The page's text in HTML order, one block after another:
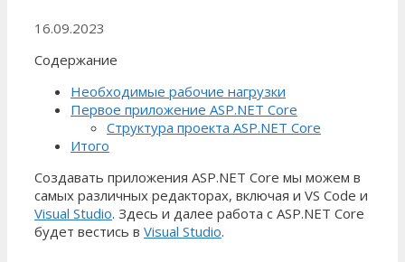
16.09.2023
Содержание
Необходимые рабочие нагрузки
Первое приложение ASP.NET Core
Структура проекта ASP.NET Core
Итого
Создавать приложения ASP.NET Core мы можем в
самых различных редакторах, включая и VS Code и
Visual Studio. Здесь и далее работа с ASP.NET Core
будет вестись в Visual Studio.